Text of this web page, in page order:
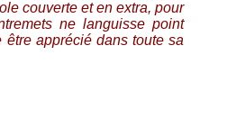
couverte et en extra, pour
ne languisse point
apprécié dans toute sa